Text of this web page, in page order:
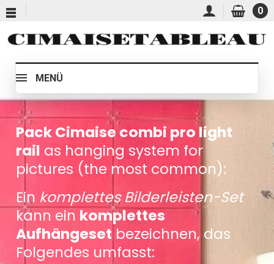
0
MENÜ
Pack Cimaise combi pro light
rail as hanging system for
pictures (the most common):
Ein komplettes Bilderleisten-Set
kann ein komplettes
Aufhängeset bezeichnen, das
Folgendes umfasst: